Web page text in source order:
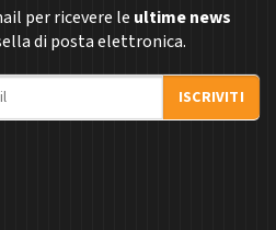
per ricevere le ultime news
di posta elettronica.
ISCRIVITI